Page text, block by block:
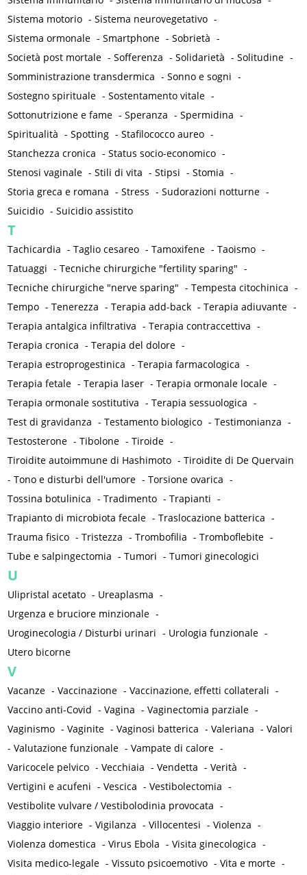
Sistema motorio -Sistema neurovegetativo -
Sistema ormonale -Smartphone -Sobrietà -
Società post mortale -Sofferenza -Solidarietà -Solitudine -
Somministrazione transdermica -Sonno e sogni -
Sostegno spirituale -Sostentamento vitale -
Sottonutrizione e fame -Speranza -Spermidina -
Spiritualità -Spotting -Stafilococco aureo -
Stanchezza cronica -Status socio-economico -
Stenosi vaginale -Stili di vita -Stipsi -Stomia -
Storia greca e romana -Stress -Sudorazioni notturne -
Suicidio -Suicidio assistito
T
Tachicardia -Taglio cesareo -Tamoxifene -Taoismo -
Tatuaggi -Tecniche chirurgiche "fertility sparing" -
Tecniche chirurgiche "nerve sparing" -Tempesta citochinica -
Tempo -Tenerezza -Terapia add-back -Terapia adiuvante -
Terapia antalgica infiltrativa -Terapia contraccettiva -
Terapia cronica -Terapia del dolore -
Terapia estroprogestinica -Terapia farmacologica -
Terapia fetale -Terapia laser -Terapia ormonale locale -
Terapia ormonale sostitutiva -Terapia sessuologica -
Test di gravidanza -Testamento biologico -Testimonianza -
Testosterone -Tibolone -Tiroide -
Tiroidite autoimmune di Hashimoto -Tiroidite di De Quervain
-Tono e disturbi dell'umore -Torsione ovarica -
Tossina botulinica -Tradimento -Trapianti -
Trapianto di microbiota fecale -Traslocazione batterica -
Trauma fisico -Tristezza -Trombofilia -Tromboflebite -
Tube e salpingectomia -Tumori -Tumori ginecologici
U
Ulipristal acetato - Ureaplasma -
Urgenza e bruciore minzionale -
Uroginecologia / Disturbi urinari - Urologia funzionale -
Utero bicorne
V
Vacanze -Vaccinazione -Vaccinazione, effetti collaterali -
Vaccino anti-Covid -Vagina -Vaginectomia parziale -
Vaginismo -Vaginite -Vaginosi batterica -Valeriana -Valori
-Valutazione funzionale -Vampate di calore -
Varicocele pelvico -Vecchiaia -Vendetta -Verità -
Vertigini e acufeni -Vescica -Vestibolectomia -
Vestibolite vulvare / Vestibolodinia provocata -
Viaggio interiore -Vigilanza -Villocentesi -Violenza -
Violenza domestica -Virus Ebola -Visita ginecologica -
Visita medico-legale -Vissuto psicoemotivo -Vita e morte -